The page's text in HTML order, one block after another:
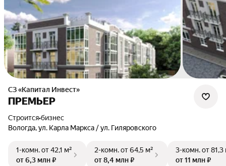
СЗ «Капитал Инвест»
ПРЕМЬЕР
Строится•бизнес
Вологда, ул. Карла Маркса / ул. Гиляровского
1-комн.от 42,1 м²
от 6,3 млн ₽
2-комн.от 64,5 м²
от 8,4 млн ₽
3-комн.от 81,3
от 11 млн ₽